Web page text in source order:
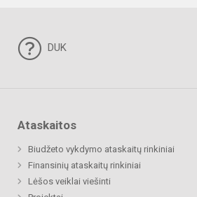
DUK
Ataskaitos
Biudžeto vykdymo ataskaitų rinkiniai
Finansinių ataskaitų rinkiniai
Lėšos veiklai viešinti